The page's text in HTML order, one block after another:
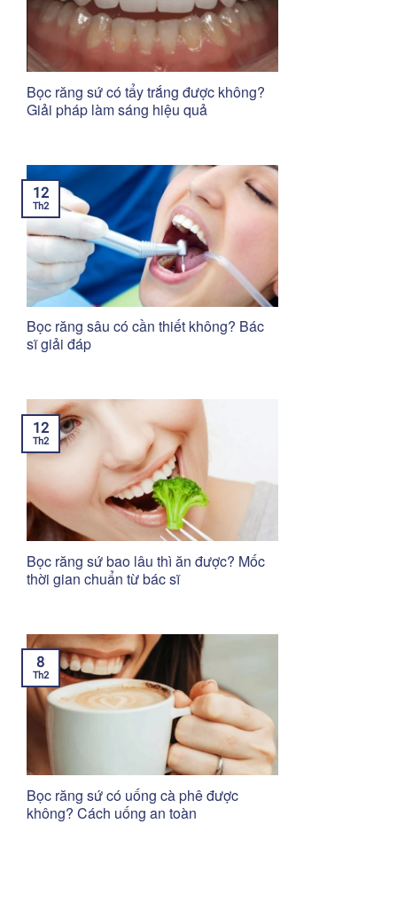
Bọc răng sứ có tẩy trắng được không?
Giải pháp làm sáng hiệu quả
Bọc răng sâu có cần thiết không? Bác
sĩ giải đáp
12
Th2
Bọc răng sứ bao lâu thì ăn được? Mốc
thời gian chuẩn từ bác sĩ
12
Th2
Bọc răng sứ có uống cà phê được
không? Cách uống an toàn
8
Th2